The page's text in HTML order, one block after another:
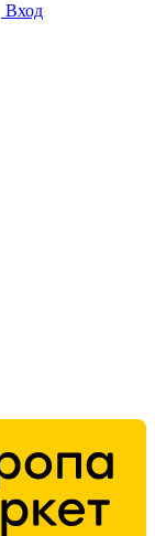
Вход